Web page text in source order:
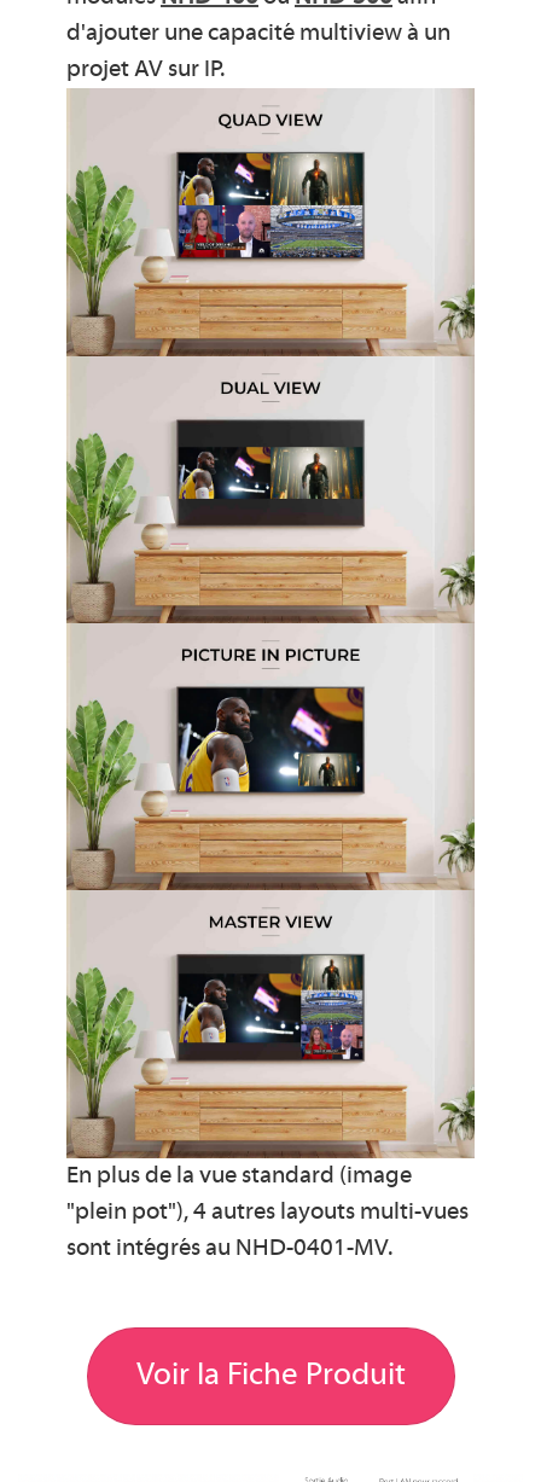
d'ajouter une capacité multiview à un
projet AV sur IP.
En plus de la vue standard (image
"plein pot"), 4 autres layouts multi-vues
sont intégrés au NHD-0401-MV.
Voir la Fiche Produit